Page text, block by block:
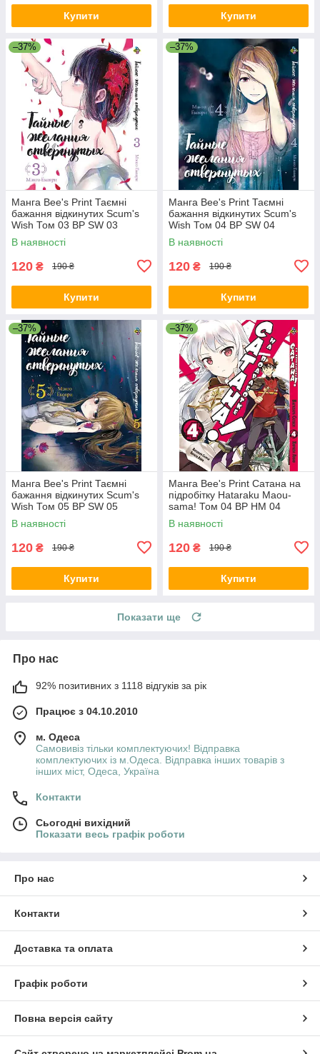
Купити Купити
–37%
Манга Bee's Print Таємні
бажання відкинутих Scum's
Wish Том 03 BP SW 03
В наявності
120 ₴ 190 ₴
Купити
–37%
Манга Bee's Print Таємні
бажання відкинутих Scum's
Wish Том 04 BP SW 04
В наявності
120 ₴ 190 ₴
Купити
–37%
Манга Bee's Print Таємні
бажання відкинутих Scum's
Wish Том 05 BP SW 05
В наявності
120 ₴ 190 ₴
Купити
–37%
Манга Bee's Print Сатана на
підробітку Hataraku Maou-
sama! Том 04 ВР HM 04
В наявності
120 ₴ 190 ₴
Купити
Показати ще
Про нас
92% позитивних з 1118 відгуків за рік
Працює з 04.10.2010
м. Одеса
Самовивіз тільки комплектуючих! Відправка
комплектуючих із м.Одеса. Відправка інших товарів з
інших міст, Одеса, Україна
Контакти
Сьогодні вихідний
Показати весь графік роботи
Про нас
Контакти
Доставка та оплата
Графік роботи
Повна версія сайту